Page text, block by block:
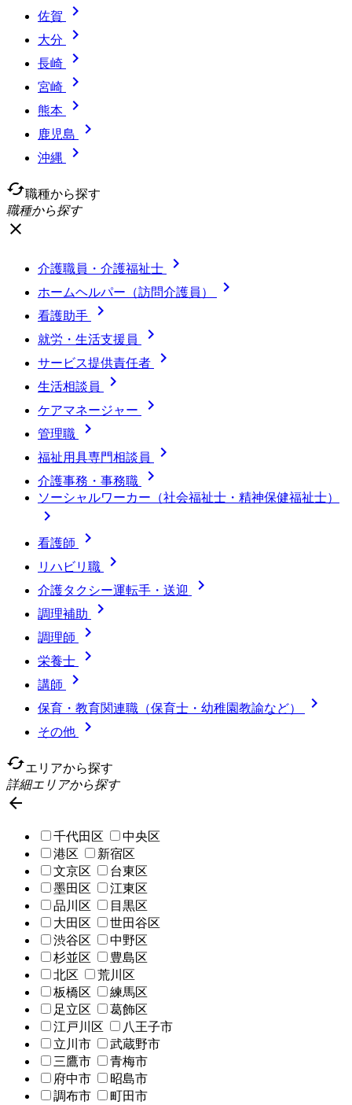
佐賀 
大分 
長崎 
宮崎 
熊本 
鹿児島 
沖縄

cached職種から探す
職種から探す
close
介護職員・介護福祉士 
ホームヘルパー（訪問介護員） 
看護助手 
就労・生活支援員 
サービス提供責任者 
生活相談員 
ケアマネージャー 
管理職 
福祉用具専門相談員 
介護事務・事務職 
ソーシャルワーカー（社会福祉士・精神保健福祉士）

看護師 
リハビリ職 
介護タクシー運転手・送迎 
調理補助 
調理師 
栄養士 
講師 
保育・教育関連職（保育士・幼稚園教諭など） 
その他

cachedエリアから探す
詳細エリアから探す

千代田区
中央区
港区
新宿区
文京区
台東区
墨田区
江東区
品川区
目黒区
大田区
世田谷区
渋谷区
中野区
杉並区
豊島区
北区
荒川区
板橋区
練馬区
足立区
葛飾区
江戸川区
八王子市
立川市
武蔵野市
三鷹市
青梅市
府中市
昭島市
調布市
町田市